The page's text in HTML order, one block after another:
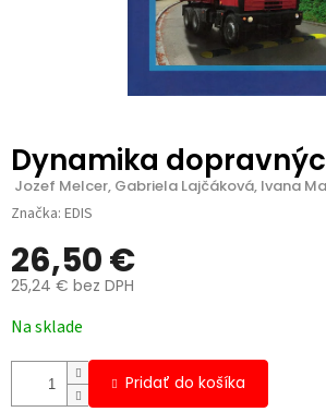
Dynamika
Jozef Melcer, Gabriela Lajčáková, Ivana
Značka: EDIS
26,50 €
25,24 € bez DPH
cena:
Na sklade
Pridať do košíka